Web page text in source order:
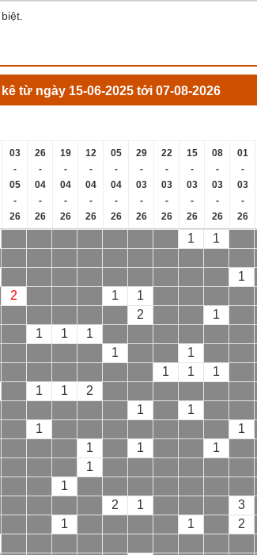
từ ngày 15-06-2025 tới 07-08-2026
03
-
05
-
26
26
-
04
-
26
19
-
04
-
26
12
-
04
-
26
05
-
04
-
26
29
-
03
-
26
22
-
03
-
26
15
-
03
-
26
08
-
03
-
26
01
-
03
-
26
1 1
1
2 1 1
2 1
1 1 1
1 1
1 1 1
1 1 2
1 1
1 1
1 1 1
1
1
2 1 3
1 1 2